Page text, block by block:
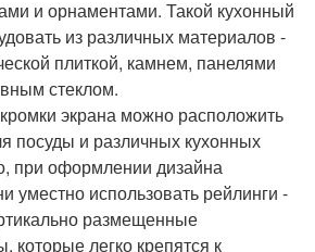
и орнаментами. Такой кухонный
из различных материалов -
плиткой, камнем, панелями
стеклом.
экрана можно расположить
посуды и различных кухонных
при оформлении дизайна
уместно использовать рейлинги -
размещенные
которые легко крепятся к